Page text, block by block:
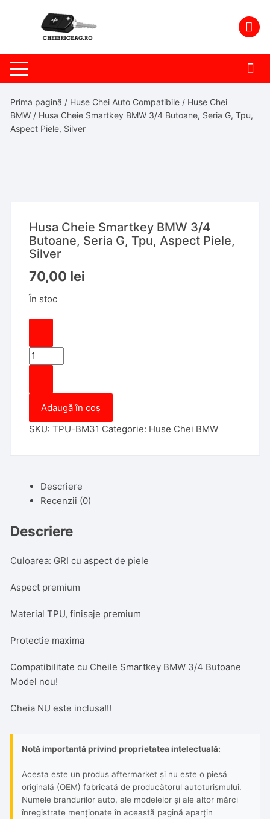
Prima pagină / Huse Chei Auto Compatibile / Huse Chei
BMW / Husa Cheie Smartkey BMW 3/4 Butoane, Seria G, Tpu,
Aspect Piele, Silver
Husa Cheie Smartkey BMW 3/4
Butoane, Seria G, Tpu, Aspect Piele,
Silver
70,00 lei
În stoc
Cantitate
Husa
Smartkey
BMW
3/4
Tpu,
Aspect
Silver
Adaugă în coș
SKU:TPU-BM31 Categorie: Huse Chei BMW
Descriere
Recenzii (0)
Descriere
Culoarea: GRI cu aspect de piele
Aspect premium
Material TPU, finisaje premium
Protectie maxima
Compatibilitate cu Cheile Smartkey BMW 3/4 Butoane
Model nou!
Cheia NU este inclusa!!!
Notă importantă privind proprietatea intelectuală:
Acesta este un produs aftermarket și nu este o piesă
originală (OEM) fabricată de producătorul autoturismului.
Numele brandurilor auto, ale modelelor și ale altor mărci
înregistrate menționate în această pagină aparțin